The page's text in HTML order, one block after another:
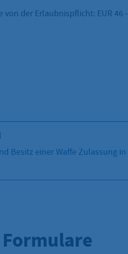
der Erlaubnispflicht: EUR 46 -
Besitz einer Waffe Zulassung in